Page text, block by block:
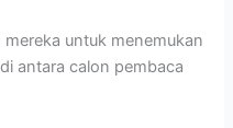
untuk menemukan
antara calon pembaca